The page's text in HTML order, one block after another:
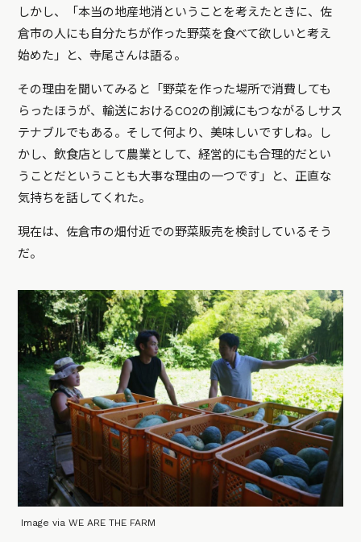
しかし、「本当の地産地消ということを考えたときに、佐
倉市の人にも自分たちが作った野菜を食べて欲しいと考え
始めた」と、寺尾さんは語る。
その理由を聞いてみると「野菜を作った場所で消費しても
らったほうが、輸送におけるCO2の削減にもつながるしサス
テナブルでもある。そして何より、美味しいですしね。し
かし、飲食店として農業として、経営的にも合理的だとい
うことだということも大事な理由の一つです」と、正直な
気持ちを話してくれた。
現在は、佐倉市の畑付近での野菜販売を検討しているそう
だ。
Image via WE ARE THE FARM